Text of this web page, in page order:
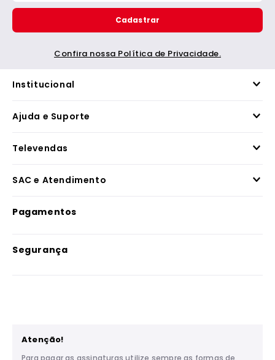
Confira nossa Política de Privacidade.
Cadastrar
Institucional
Ajuda e Suporte
Televendas
SAC e Atendimento
Pagamentos
Segurança
Atenção!
Para pagar as assinaturas utilize sempre as formas de